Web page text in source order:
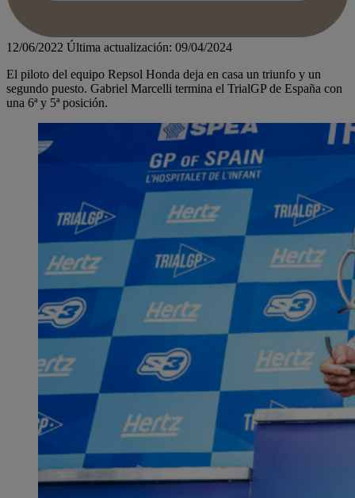
12/06/2022 Última actualización: 09/04/2024
El piloto del equipo Repsol Honda deja en casa un triunfo y un
segundo puesto. Gabriel Marcelli termina el TrialGP de España con
una 6ª y 5ª posición.